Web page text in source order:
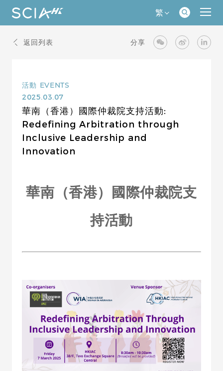
繁
返回列表 分享
活動 EVENTS
2025.03.07
華南（香港）國際仲裁院支持活動:
Redefining Arbitration through
Inclusive Leadership and
Innovation
華南（香港）國際仲裁院支
持活動